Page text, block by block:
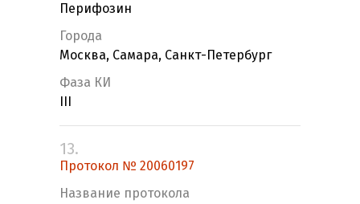
Перифозин
Города
Москва, Самара, Санкт-Петербург
Фаза КИ
13.
Протокол № 20060197
Название протокола